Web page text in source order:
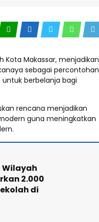
Kota Makassar, menjadikan
sebagai percontohan
berbelanja bagi
rencana menjadikan
guna meningkatkan
Wilayah
2.000
di